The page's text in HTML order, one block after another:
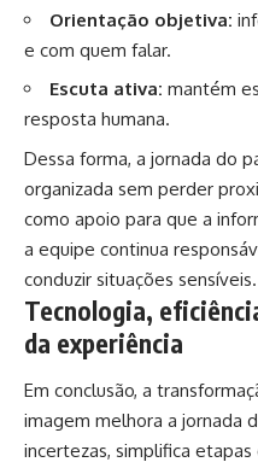
Orientação objetiva:
e com quem falar.
Escuta ativa: mantém
resposta humana.
Dessa forma, a jornada do
organizada sem perder
como apoio para que a
a equipe continua
conduzir situações sensíveis.
Tecnologia,
da experiência
Em conclusão, a
imagem melhora a jornada
incertezas, simplifica